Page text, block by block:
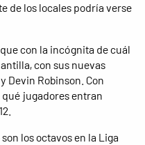
de los locales podría verse
con la incógnita de cuál
con sus nuevas
Devin Robinson. Con
jugadores entran
los octavos en la Liga